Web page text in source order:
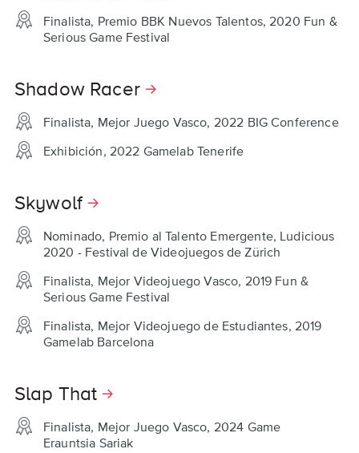
Finalista, Premio BBK Nuevos Talentos, 2020 Fun &
Serious Game Festival
Shadow Racer
Finalista, Mejor Juego Vasco, 2022 BIG Conference
Exhibición, 2022 Gamelab Tenerife
Skywolf
Nominado, Premio al Talento Emergente, Ludicious
2020 - Festival de Videojuegos de Zürich
Finalista, Mejor Videojuego Vasco, 2019 Fun &
Serious Game Festival
Finalista, Mejor Videojuego de Estudiantes, 2019
Gamelab Barcelona
Slap That
Finalista, Mejor Juego Vasco, 2024 Game
Erauntsia Sariak